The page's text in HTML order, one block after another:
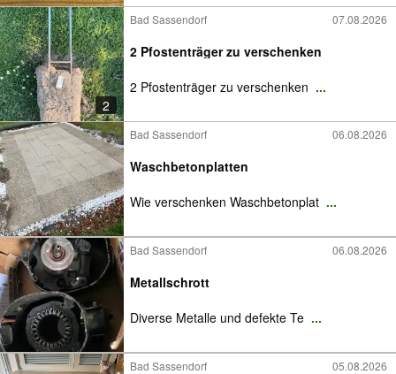
2
Bad Sassendorf 07.08.2026
2 Pfostenträger zu verschenken
2 Pfostenträger zu verschenken ...
Bad Sassendorf 06.08.2026
Waschbetonplatten
Wie verschenken Waschbetonplat ...
Bad Sassendorf 06.08.2026
Metallschrott
Diverse Metalle und defekte Te ...
Bad Sassendorf 05.08.2026